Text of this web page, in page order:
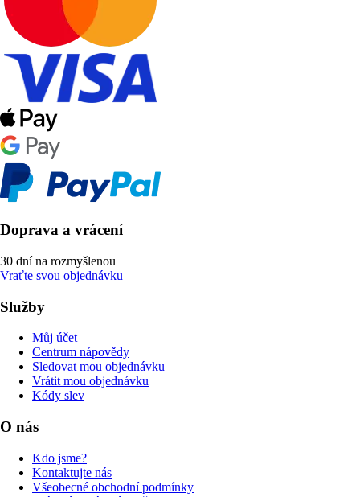
Doprava a vrácení
30 dní na rozmyšlenou
Vraťte svou objednávku
Služby
Můj účet
Centrum nápovědy
Sledovat mou objednávku
Vrátit mou objednávku
Kódy slev
O nás
Kdo jsme?
Kontaktujte nás
Všeobecné obchodní podmínky